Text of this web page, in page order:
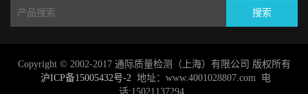
搜索
Copyright © 2002-2017 通际质量检测（上海）有限公司 版权所有
沪ICP备15005432号-2地址：www.4001028807.com 电
话:15021137294